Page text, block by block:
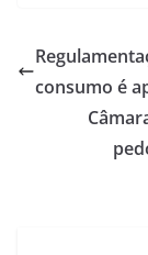
consumo é